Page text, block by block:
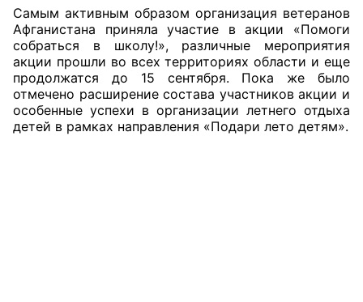
Порядок работы ЦОН
Аппарат ОП КО
УСТАВ ГКУ “АППАРАТ ОП КО”
Доходы руководителя за 2024 г.
Самым активным образом организация ветеранов
Афганистана приняла участие в акции «Помоги
собраться в школу!», различные мероприятия
акции прошли во всех территориях области и еще
продолжатся до 15 сентября. Пока же было
отмечено расширение состава участников акции и
особенные успехи в организации летнего отдыха
детей в рамках направления «Подари лето детям».